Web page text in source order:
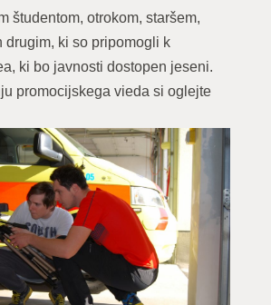
študentom, otrokom, staršem,
drugim, ki so pripomogli k
ki bo javnosti dostopen jeseni.
promocijskega vieda si oglejte